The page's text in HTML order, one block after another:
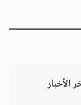
الأخبار